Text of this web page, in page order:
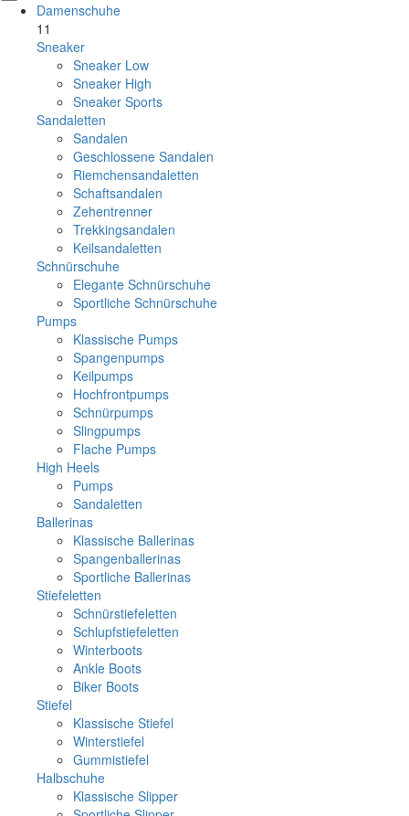
Damenschuhe
11
Sneaker
Sneaker Low
Sneaker High
Sneaker Sports
Sandaletten
Sandalen
Geschlossene Sandalen
Riemchensandaletten
Schaftsandalen
Zehentrenner
Trekkingsandalen
Keilsandaletten
Schnürschuhe
Elegante Schnürschuhe
Sportliche Schnürschuhe
Pumps
Klassische Pumps
Spangenpumps
Keilpumps
Hochfrontpumps
Schnürpumps
Slingpumps
Flache Pumps
High Heels
Pumps
Sandaletten
Ballerinas
Klassische Ballerinas
Spangenballerinas
Sportliche Ballerinas
Stiefeletten
Schnürstiefeletten
Schlupfstiefeletten
Winterboots
Ankle Boots
Biker Boots
Stiefel
Klassische Stiefel
Winterstiefel
Gummistiefel
Halbschuhe
Klassische Slipper